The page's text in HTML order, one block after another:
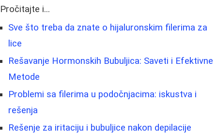
Pročitajte i...
Sve što treba da znate o hijaluronskim filerima za
lice
Rešavanje Hormonskih Bubuljica: Saveti i Efektivne
Metode
Problemi sa filerima u podočnjacima: iskustva i
rešenja
Rešenje za iritaciju i bubuljice nakon depilacije